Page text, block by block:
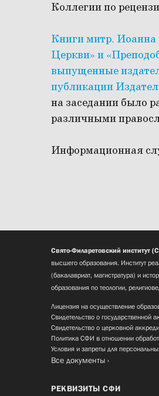
Коллегии по
Книги митр. Иоанна
Церкви» и
выпущенные
публикации
на заседании было
различными
Информационная
Свято-Филаретовский институт
высшего образования. Институт
(бакалавриат, магистратура) и
образования по теологии,
Лицензия на осуществление
Свидетельство о государственной
Свидетельство о церковной
Политика СФИ в отношении
Условия и запреты для
Все документы
РЕКВИЗИТЫ СФИ